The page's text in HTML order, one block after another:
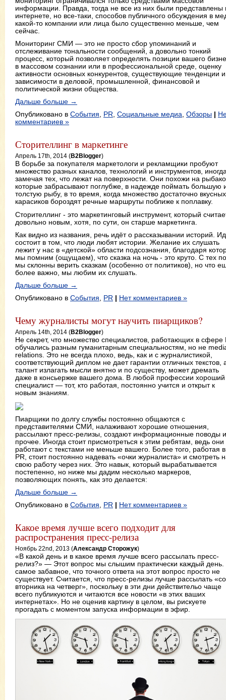
информации. Правда, тогда не все из них были представлены
интернете, но все-таки, способов публичного обсуждения в
какой-то компании или лица было существенно меньше, чем
сейчас.
Мониторинг СМИ — это не просто сбор упоминаний и
отслеживание тональности сообщений, а довольно тонкий
процесс, который позволяет определять позиции вашего
в массовом сознании или в профессиональной среде, оценку
активности основных конкурентов, существующие тенденции и
зависимости в деловой, промышленной, финансовой и
политической жизни общества.
Дальше больше →
Опубликовано в События, PR, Социальные медиа, Обзоры |
комментариев »
Сторителлинг в маркетинге
Апрель 17th, 2014 (B2Blogger)
В борьбе за покупателя маркетологи и рекламщики пробуют
множество разных каналов, технологий и инструментов,
замечая тех, что лежат на поверхности. Они похожи на
которые забрасывают поглубже, в надежде поймать большую
толстую рыбу, в то время, когда множество достаточно вкусных
карасиков бороздят речные маршруты поближе к поплавку.
Сторителлинг - это маркетинговый инструмент, который
довольно новым, хотя, по сути, он старше маркетинга.
Как видно из названия, речь идёт о рассказывании историй.
состоит в том, что люди любят истории. Желание их слушать
лежит у нас в «детской» области подсознания, благодаря
мы помним (ощущаем), что сказка на ночь - это круто. С тех
мы склонны верить сказкам (особенно от политиков), но что
более важно, мы любим их слушать.
Дальше больше →
Опубликовано в События, PR | Нет комментариев »
Чему журналисты могут научить пиарщиков?
Апрель 14th, 2014 (B2Blogger)
Не секрет, что множество специалистов, работающих в сфере
обучались разным гуманитарным специальностям, но не
relations. Это не всегда плохо, ведь, как и с журналистикой,
соответствующий диплом не дает гарантии отличных текстов,
талант излагать мысли внятно и по существу, может дремать
даже в консьержке вашего дома. В любой профессии хороший
специалист — тот, кто работая, постоянно учится и открыт к
новым знаниям.
Пиарщики по долгу службы постоянно общаются с
представителями СМИ, налаживают хорошие отношения,
рассылают пресс-релизы, создают информационные поводы и
прочее. Иногда стоит присмотреться к этим ребятам, ведь они
работают с текстами не меньше вашего. Более того, работая в
PR, стоит постоянно надевать «очки журналиста» и смотреть
свою работу через них. Это навык, который вырабатывается
постепенно, но ниже мы дадим несколько маркеров,
позволяющих понять, как это делается:
Дальше больше →
Опубликовано в События, PR | Нет комментариев »
Какое время лучше всего подходит для
распространения пресс-релиза
Ноябрь 22nd, 2013 (Александр Сторожук)
«В какой день и в какое время лучше всего рассылать пресс-
релиз?» — Этот вопрос мы слышим практически каждый
самое забавное, что точного ответа на этот вопрос просто не
существует. Считается, что пресс-релизы лучше рассылать «со
вторника на четверг», поскольку в эти дни действительо чаще
всего публикуются и читаются все новости «в этих ваших
интернетах». Но не оценив картину в целом, вы рискуете
прогадать с моментом запуска информации в эфир.